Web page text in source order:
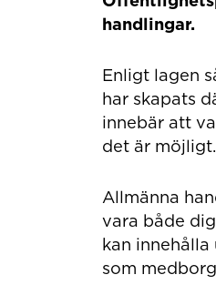
handlingar.
Enligt lagen
har skapats
innebär att
det är möjligt.
Allmänna
vara både
kan
som